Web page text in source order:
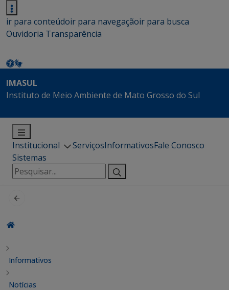
ir para conteúdoir para navegaçãoir para busca
Ouvidoria Transparência
IMASUL
Instituto de Meio Ambiente de Mato Grosso do Sul
Institucional ServiçosInformativosFale Conosco
Sistemas
Pesquisar
por:
Informativos
Notícias